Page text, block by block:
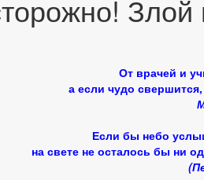
Злой
От врачей и
а если чудо
Если бы небо
на свете не осталось бы ни